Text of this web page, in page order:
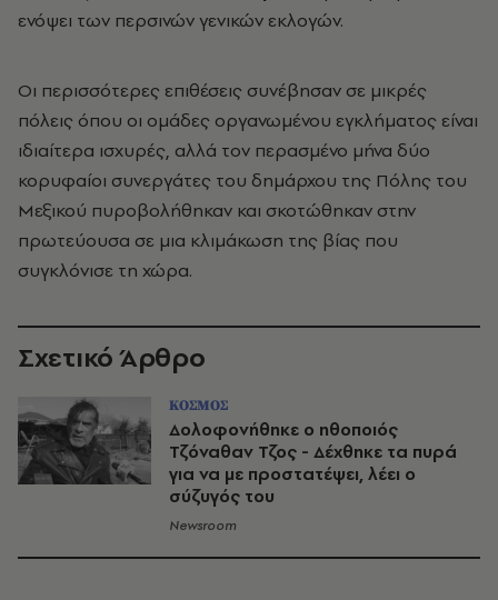
ενόψει των περσινών γενικών εκλογών.
Οι περισσότερες επιθέσεις συνέβησαν σε μικρές
πόλεις όπου οι ομάδες οργανωμένου εγκλήματος είναι
ιδιαίτερα ισχυρές, αλλά τον περασμένο μήνα δύο
κορυφαίοι συνεργάτες του δημάρχου της Πόλης του
Μεξικού πυροβολήθηκαν και σκοτώθηκαν στην
πρωτεύουσα σε μια κλιμάκωση της βίας που
συγκλόνισε τη χώρα.
Σχετικό Άρθρο
ΚΟΣΜΟΣ
Δολοφονήθηκε ο ηθοποιός
Τζόναθαν Τζος - Δέχθηκε τα πυρά
για να με προστατέψει, λέει ο
σύζυγός του
Newsroom